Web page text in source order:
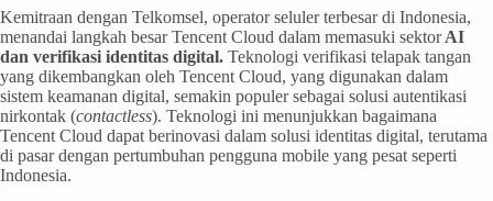
Kemitraan dengan Telkomsel, operator seluler terbesar di Indonesia,
menandai langkah besar Tencent Cloud dalam memasuki sektorAI
dan verifikasi identitas digital. Teknologi verifikasi telapak tangan
yang dikembangkan oleh Tencent Cloud, yang digunakan dalam
sistem keamanan digital, semakin populer sebagai solusi autentikasi
nirkontak (contactless). Teknologi ini menunjukkan bagaimana
Tencent Cloud dapat berinovasi dalam solusi identitas digital, terutama
di pasar dengan pertumbuhan pengguna mobile yang pesat seperti
Indonesia.